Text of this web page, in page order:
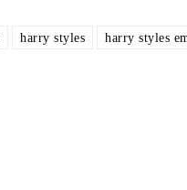
harry styles harry styles